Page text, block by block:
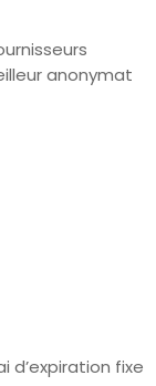
anonymat
d’expiration fixe